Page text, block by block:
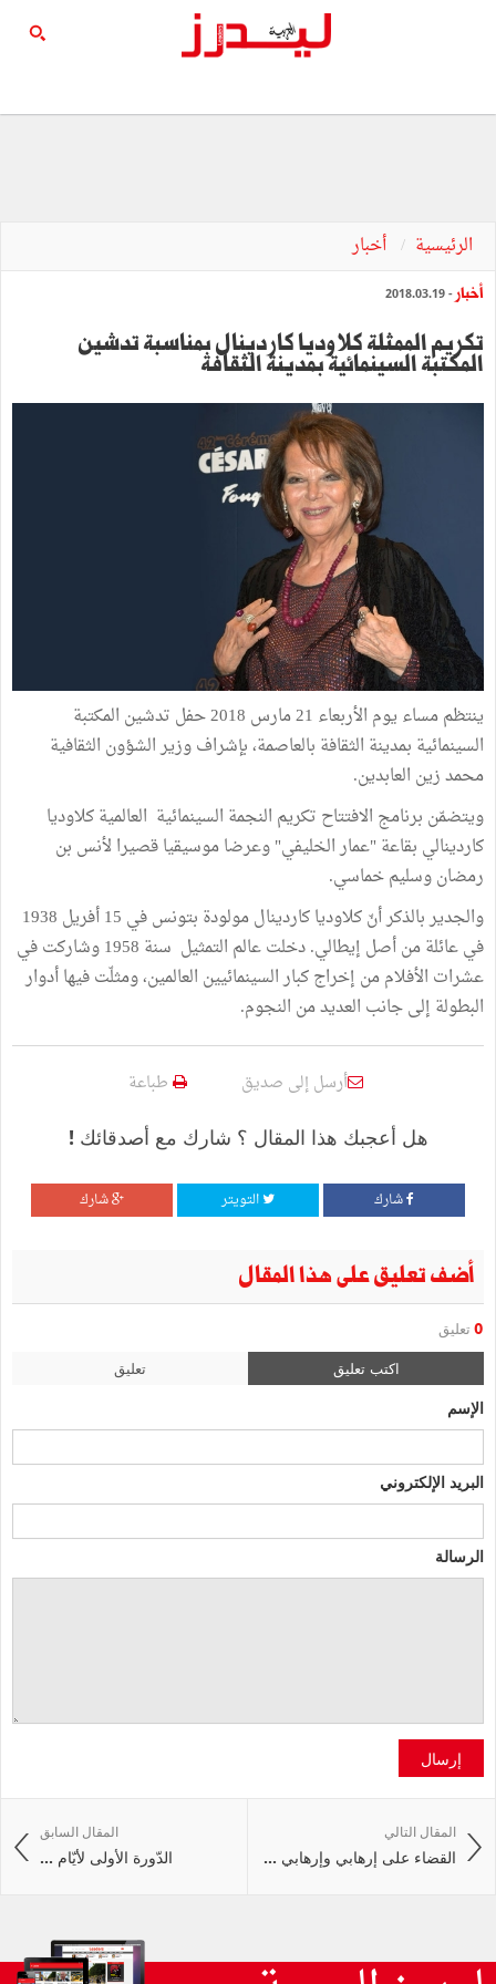
الرئيسية أخبار
أخبار - 2018.03.19
تكريم الممثلة كلاوديا كاردينال بمناسبة تدشين
المكتبة السينمائية بمدينة الثقافة
ينتظم مساء يوم الأربعاء 21 مارس 2018 حفل تدشين المكتبة
السينمائية بمدينة الثقافة بالعاصمة، بإشراف وزير الشؤون الثقافية
محمد زين العابدين.
ويتضمّن برنامج الافتتاح تكريم النجمة السينمائية العالمية كلاوديا
كاردينالي بقاعة "عمار الخليفي" وعرضا موسيقيا قصيرا لأنس بن
رمضان وسليم خماسي.
في عائلة من أصل إيطالي. دخلت عالم التمثيل سنة 1958 وشاركت في
عشرات الأفلام من إخراج كبار السينمائيين العالمين، ومثلّت فيها أدوار
البطولة إلى جانب العديد من النجوم.
أرسل إلى صديق طباعة
هل أعجبك هذا المقال ؟ شارك مع أصدقائك !
شارك التويتر شارك
أضف تعليق على هذا المقال
0 تعليق
اكتب تعليق تعليق
الإسم
البريد الإلكتروني
الرسالة
إرسال
المقال السابق
الدّورة الأولى لأيّام ...
المقال التالي
القضاء على إرهابي وإرهابي ...